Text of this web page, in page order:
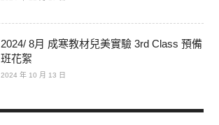
2024/ 8月 成寒教材兒美實驗 3rd Class 預備
班花絮
2024 年 10 月 13 日